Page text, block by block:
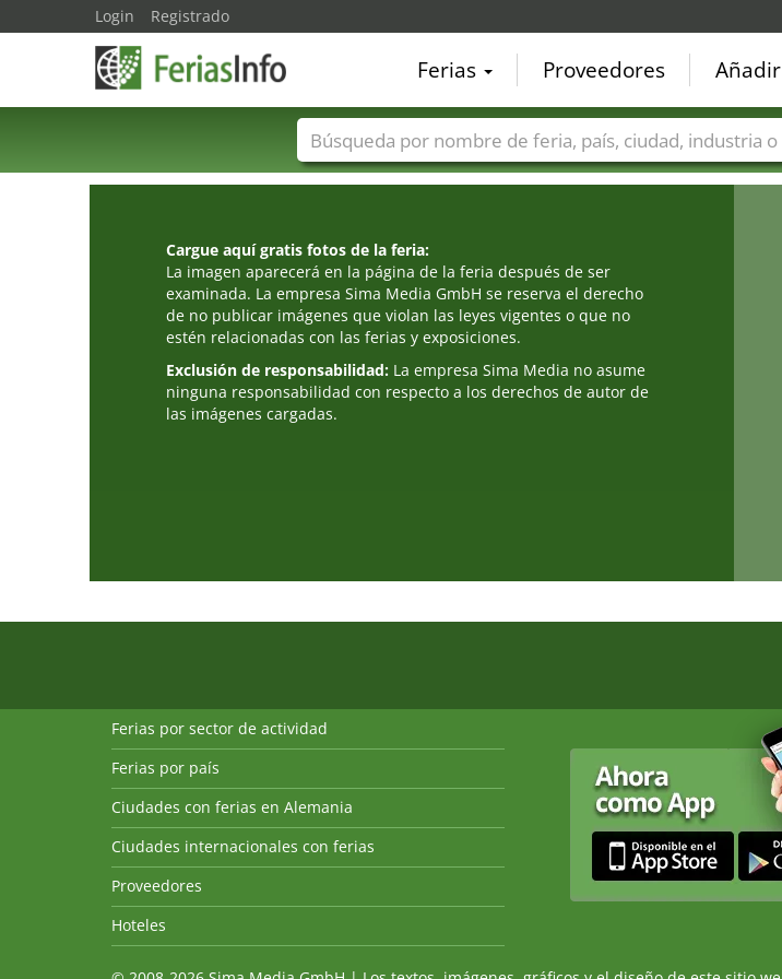
Cargue aquí gratis fotos de la feria:
La imagen aparecerá en la página de la feria después de ser
examinada. La empresa Sima Media GmbH se reserva el derecho
de no publicar imágenes que violan las leyes vigentes o que no
estén relacionadas con las ferias y exposiciones.
Exclusión de responsabilidad: La empresa Sima Media no asume
ninguna responsabilidad con respecto a los derechos de autor de
las imágenes cargadas.
Login Registrado
Ferias Proveedores
Nombres de ferias Países Ciudades Sectores de
Ferias por sector de actividad
Ferias por país
Ciudades con ferias en Alemania
Ciudades internacionales con ferias
Proveedores
Hoteles